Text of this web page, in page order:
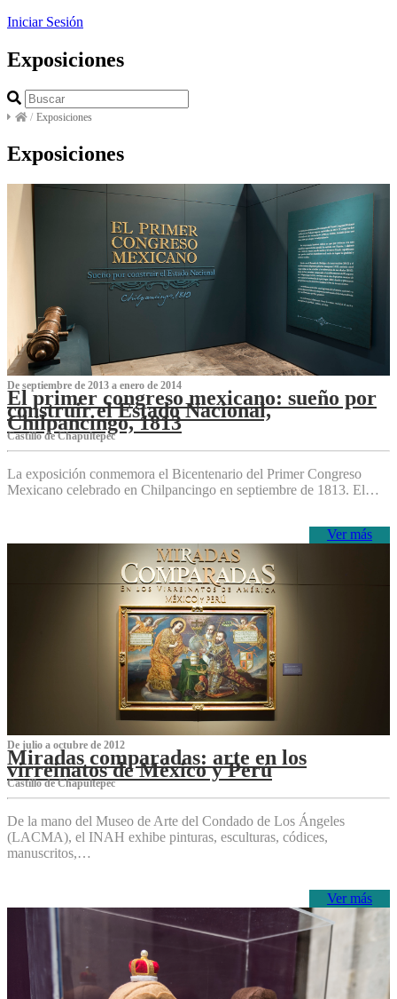
Iniciar Sesión
Exposiciones
/ Exposiciones
Exposiciones
De septiembre de 2013 a enero de 2014
El primer congreso mexicano: sueño por
construir el Estado Nacional,
Chilpancingo, 1813
Castillo de Chapultepec
La exposición conmemora el Bicentenario del Primer Congreso
Mexicano celebrado en Chilpancingo en septiembre de 1813. El…
Ver más
De julio a octubre de 2012
Miradas comparadas: arte en los
virreinatos de México y Perú
Castillo de Chapultepec
De la mano del Museo de Arte del Condado de Los Ángeles
(LACMA), el INAH exhibe pinturas, esculturas, códices,
manuscritos,…
Ver más